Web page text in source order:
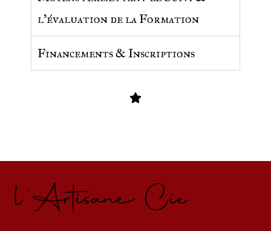
l'évaluation de la Formation
Financements & Inscriptions
l'Artisane Cie